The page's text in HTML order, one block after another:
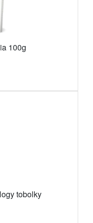
100g
tobolky